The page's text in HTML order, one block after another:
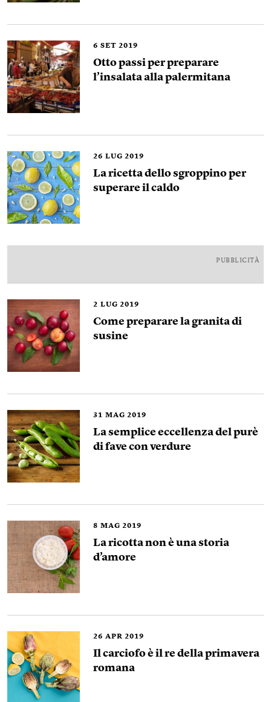
6 SET 2019
Otto passi per preparare
l’insalata alla palermitana
26 LUG 2019
La ricetta dello sgroppino per
superare il caldo
PUBBLICITÀ
2 LUG 2019
Come preparare la granita di
susine
31 MAG 2019
La semplice eccellenza del purè
di fave con verdure
8 MAG 2019
La ricotta non è una storia
d’amore
26 APR 2019
Il carciofo è il re della primavera
romana